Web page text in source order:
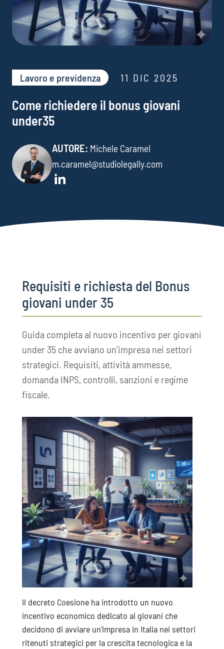
Lavoro e previdenza​ 11 DIC 2025
Come richiedere il bonus giovani
under35
AUTORE: Michele Caramel
m.caramel@studiolegally.com
Requisiti e richiesta del Bonus
giovani under 35
Guida completa al nuovo incentivo per giovani
under 35 che avviano un’impresa nei settori
strategici. Requisiti, attività ammesse,
domanda INPS, controlli, sanzioni e regime
fiscale.
Il decreto Coesione ha introdotto un nuovo
incentivo economico dedicato ai giovani che
decidono di avviare un’impresa in Italia nei settori
ritenuti strategici per la crescita tecnologica e la